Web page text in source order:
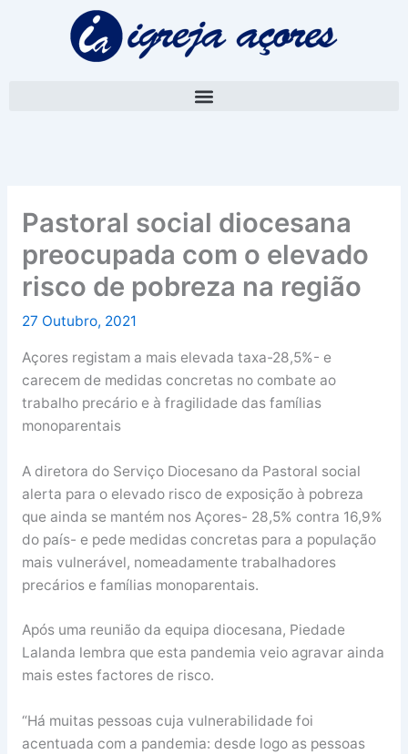
Pastoral social diocesana
preocupada com o elevado
risco de pobreza na região
27 Outubro, 2021
Açores registam a mais elevada taxa-28,5%- e
carecem de medidas concretas no combate ao
trabalho precário e à fragilidade das famílias
monoparentais
A diretora do Serviço Diocesano da Pastoral social
alerta para o elevado risco de exposição à pobreza
que ainda se mantém nos Açores- 28,5% contra 16,9%
do país- e pede medidas concretas para a população
mais vulnerável, nomeadamente trabalhadores
precários e famílias monoparentais.
Após uma reunião da equipa diocesana, Piedade
Lalanda lembra que esta pandemia veio agravar ainda
mais estes factores de risco.
“Há muitas pessoas cuja vulnerabilidade foi
acentuada com a pandemia: desde logo as pessoas